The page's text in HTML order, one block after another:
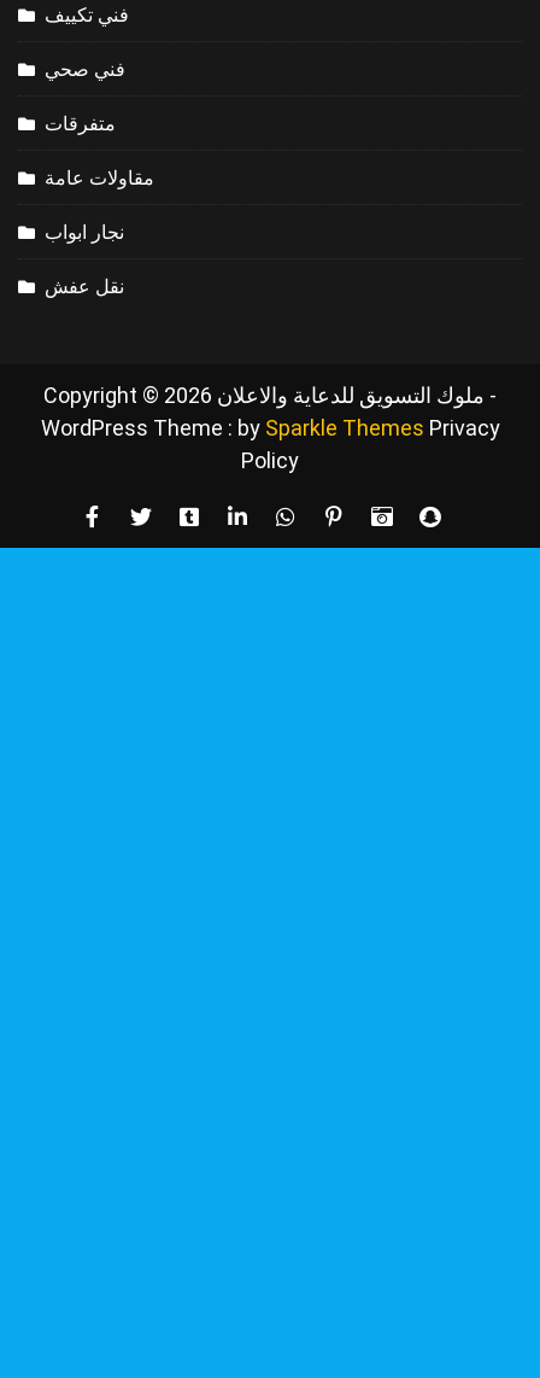
فني تكييف
فني صحي
متفرقات
مقاولات عامة
نجار ابواب
نقل عفش
Copyright © 2026 ملوك التسويق للدعاية والاعلان -
WordPress Theme : by Sparkle Themes Privacy
Policy